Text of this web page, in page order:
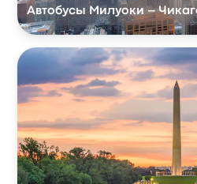
Автобусы Милуоки –